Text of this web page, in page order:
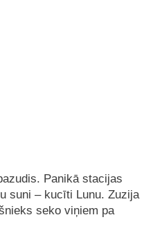
Panikā stacijas
suni – kucīti Lunu. Zuzija
seko viņiem pa